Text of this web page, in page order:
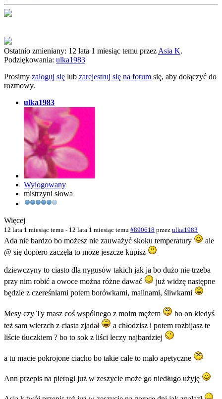
Ostatnio zmieniany: 12 lata 1 miesiąc temu przez Asia K.
Podziękowania: ulka1983
Prosimy zaloguj się lub zarejestruj się na forum się, aby dołączyć do
rozmowy.
ulka1983
Wylogowany
mistrzyni słowa
Więcej
12 lata 1 miesiąc temu - 12 lata 1 miesiąc temu #890618 przez ulka1983
Ada nie bardzo bo możesz nie zauważyć skoku temperatury
ale
@ się dopiero zaczęła to może jeszcze kupisz
dziewczyny to ciasto dla nygusów takich jak ja bo dużo nie trzeba
przy nim robić a owoce można różne dawać
już widzę następne
będzie z czereśniami potem borówkami, malinami, śliwkami
Mesy czy Ty masz coś wspólnego z moim mężem
bo on kiedyś
też sam wierzch z ciasta zjadał
a chłodzisz i potem rozbijasz te
liście tłuczkiem ? bo to sok z liści leczy najbardziej
a tu macie pokrojone ciacho bo takie całe to mało apetyczne
Ann przepis na pierogi już w zeszycie może go niedługo użyję